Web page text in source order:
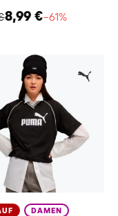
8,99 €−61%
DAMEN